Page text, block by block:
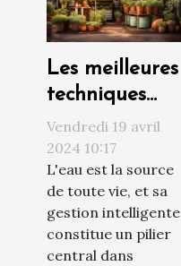
Les meilleures
techniques
pour
maximiser la
récolte de l'eau
de pluie dans
un jardin
autonome
Vendredi 19 avril
2024 10:17
L'eau est la source
de toute vie, et sa
gestion intelligente
constitue un pilier
central dans